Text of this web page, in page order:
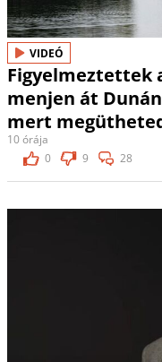
VIDEÓ
Figyelmeztettek
menjen át
mert
10 órája
0
9 28